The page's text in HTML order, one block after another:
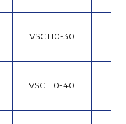
VSCT10-30
VSCT10-40